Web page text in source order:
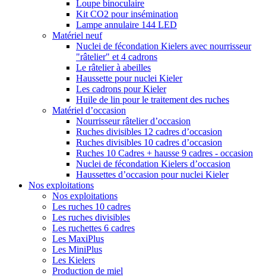
Loupe binoculaire
Kit CO2 pour insémination
Lampe annulaire 144 LED
Matériel neuf
Nuclei de fécondation Kielers avec nourrisseur
"râtelier" et 4 cadrons
Le râtelier à abeilles
Haussette pour nuclei Kieler
Les cadrons pour Kieler
Huile de lin pour le traitement des ruches
Matériel d’occasion
Nourrisseur râtelier d’occasion
Ruches divisibles 12 cadres d’occasion
Ruches divisibles 10 cadres d’occasion
Ruches 10 Cadres + hausse 9 cadres - occasion
Nuclei de fécondation Kielers d’occasion
Haussettes d’occasion pour nuclei Kieler
Nos exploitations
Nos exploitations
Les ruches 10 cadres
Les ruches divisibles
Les ruchettes 6 cadres
Les MaxiPlus
Les MiniPlus
Les Kielers
Production de miel